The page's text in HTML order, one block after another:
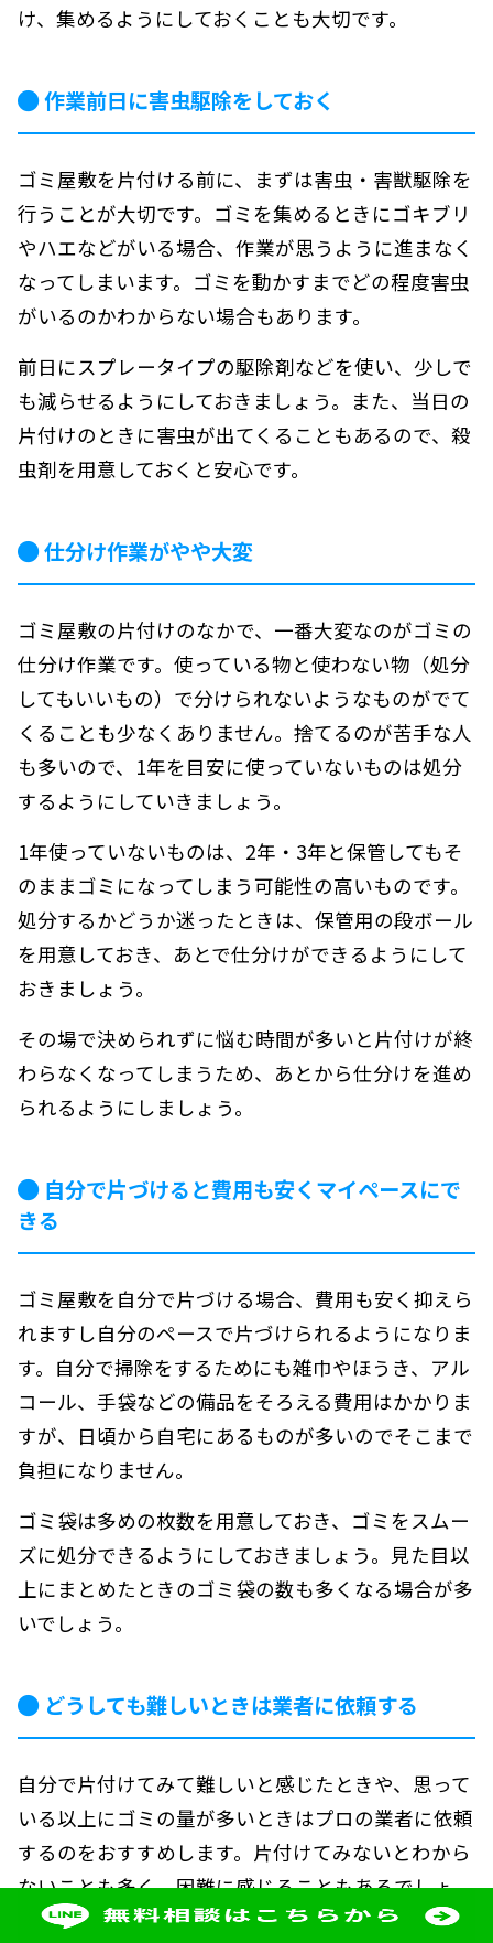
け、集めるようにしておくことも大切です。
作業前日に害虫駆除をしておく
ゴミ屋敷を片付ける前に、まずは害虫・害獣駆除を
行うことが大切です。ゴミを集めるときにゴキブリ
やハエなどがいる場合、作業が思うように進まなく
なってしまいます。ゴミを動かすまでどの程度害虫
がいるのかわからない場合もあります。
前日にスプレータイプの駆除剤などを使い、少しで
も減らせるようにしておきましょう。また、当日の
片付けのときに害虫が出てくることもあるので、殺
虫剤を用意しておくと安心です。
仕分け作業がやや大変
ゴミ屋敷の片付けのなかで、一番大変なのがゴミの
仕分け作業です。使っている物と使わない物（処分
してもいいもの）で分けられないようなものがでて
くることも少なくありません。捨てるのが苦手な人
も多いので、1年を目安に使っていないものは処分
するようにしていきましょう。
1年使っていないものは、2年・3年と保管してもそ
のままゴミになってしまう可能性の高いものです。
処分するかどうか迷ったときは、保管用の段ボール
を用意しておき、あとで仕分けができるようにして
おきましょう。
その場で決められずに悩む時間が多いと片付けが終
わらなくなってしまうため、あとから仕分けを進め
られるようにしましょう。
自分で片づけると費用も安くマイペースにで
きる
ゴミ屋敷を自分で片づける場合、費用も安く抑えら
れますし自分のペースで片づけられるようになりま
す。自分で掃除をするためにも雑巾やほうき、アル
コール、手袋などの備品をそろえる費用はかかりま
すが、日頃から自宅にあるものが多いのでそこまで
負担になりません。
ゴミ袋は多めの枚数を用意しておき、ゴミをスムー
ズに処分できるようにしておきましょう。見た目以
上にまとめたときのゴミ袋の数も多くなる場合が多
いでしょう。
どうしても難しいときは業者に依頼する
自分で片付けてみて難しいと感じたときや、思って
いる以上にゴミの量が多いときはプロの業者に依頼
するのをおすすめします。片付けてみないとわから
ないことも多く、困難に感じることもあるでしょ
う。